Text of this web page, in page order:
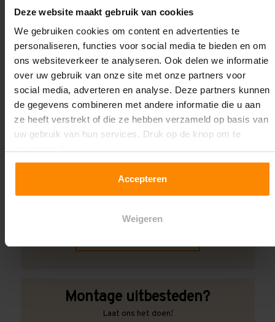
Deze website maakt gebruik van cookies
We gebruiken cookies om content en advertenties te
personaliseren, functies voor social media te bieden en om
ons websiteverkeer te analyseren. Ook delen we informatie
over uw gebruik van onze site met onze partners voor
social media, adverteren en analyse. Deze partners kunnen
de gegevens combineren met andere informatie die u aan
ze heeft verstrekt of die ze hebben verzameld op basis van
uw gebruik van hun services. Druk op de knop om te
Accepteren
Weigeren
Oplossing op maat nodig?
Wij kunnen je helpen!
draagkrachten? Speciale uitvoeringen? Onze
experts werken het graag uit! Maatwerk is onze
specialiteit!
Montage uitbesteden?
Laat ons het doen!